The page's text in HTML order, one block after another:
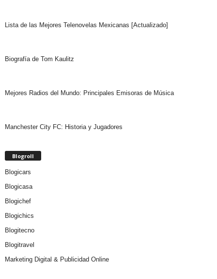
Lista de las Mejores Telenovelas Mexicanas [Actualizado]
Biografía de Tom Kaulitz
Mejores Radios del Mundo: Principales Emisoras de Música
Manchester City FC: Historia y Jugadores
Blogroll
Blogicars
Blogicasa
Blogichef
Blogichics
Blogitecno
Blogitravel
Marketing Digital & Publicidad Online